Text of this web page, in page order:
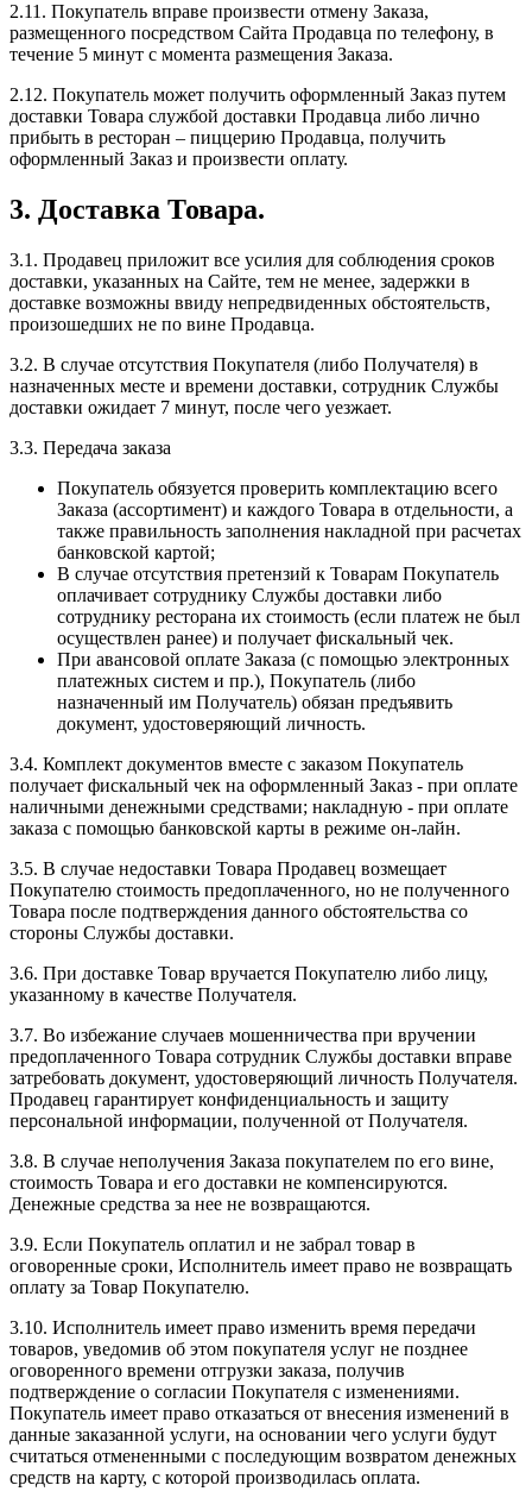
2.11. Покупатель вправе произвести отмену Заказа,
размещенного посредством Сайта Продавца по телефону, в
течение 5 минут с момента размещения Заказа.
2.12. Покупатель может получить оформленный Заказ путем
доставки Товара службой доставки Продавца либо лично
прибыть в ресторан – пиццерию Продавца, получить
оформленный Заказ и произвести оплату.
3. Доставка Товара.
3.1. Продавец приложит все усилия для соблюдения сроков
доставки, указанных на Сайте, тем не менее, задержки в
доставке возможны ввиду непредвиденных обстоятельств,
произошедших не по вине Продавца.
3.2. В случае отсутствия Покупателя (либо Получателя) в
назначенных месте и времени доставки, сотрудник Службы
доставки ожидает 7 минут, после чего уезжает.
3.3. Передача заказа
Покупатель обязуется проверить комплектацию всего
Заказа (ассортимент) и каждого Товара в отдельности, а
также правильность заполнения накладной при расчетах
банковской картой;
В случае отсутствия претензий к Товарам Покупатель
оплачивает сотруднику Службы доставки либо
сотруднику ресторана их стоимость (если платеж не был
осуществлен ранее) и получает фискальный чек.
При авансовой оплате Заказа (с помощью электронных
платежных систем и пр.), Покупатель (либо
назначенный им Получатель) обязан предъявить
документ, удостоверяющий личность.
3.4. Комплект документов вместе с заказом Покупатель
получает фискальный чек на оформленный Заказ - при оплате
наличными денежными средствами; накладную - при оплате
заказа с помощью банковской карты в режиме он-лайн.
3.5. В случае недоставки Товара Продавец возмещает
Покупателю стоимость предоплаченного, но не полученного
Товара после подтверждения данного обстоятельства со
стороны Службы доставки.
3.6. При доставке Товар вручается Покупателю либо лицу,
указанному в качестве Получателя.
3.7. Во избежание случаев мошенничества при вручении
предоплаченного Товара сотрудник Службы доставки вправе
затребовать документ, удостоверяющий личность Получателя.
Продавец гарантирует конфиденциальность и защиту
персональной информации, полученной от Получателя.
3.8. В случае неполучения Заказа покупателем по его вине,
стоимость Товара и его доставки не компенсируются.
Денежные средства за нее не возвращаются.
3.9. Если Покупатель оплатил и не забрал товар в
оговоренные сроки, Исполнитель имеет право не возвращать
оплату за Товар Покупателю.
3.10. Исполнитель имеет право изменить время передачи
товаров, уведомив об этом покупателя услуг не позднее
оговоренного времени отгрузки заказа, получив
подтверждение о согласии Покупателя с изменениями.
Покупатель имеет право отказаться от внесения изменений в
данные заказанной услуги, на основании чего услуги будут
считаться отмененными с последующим возвратом денежных
средств на карту, с которой производилась оплата.